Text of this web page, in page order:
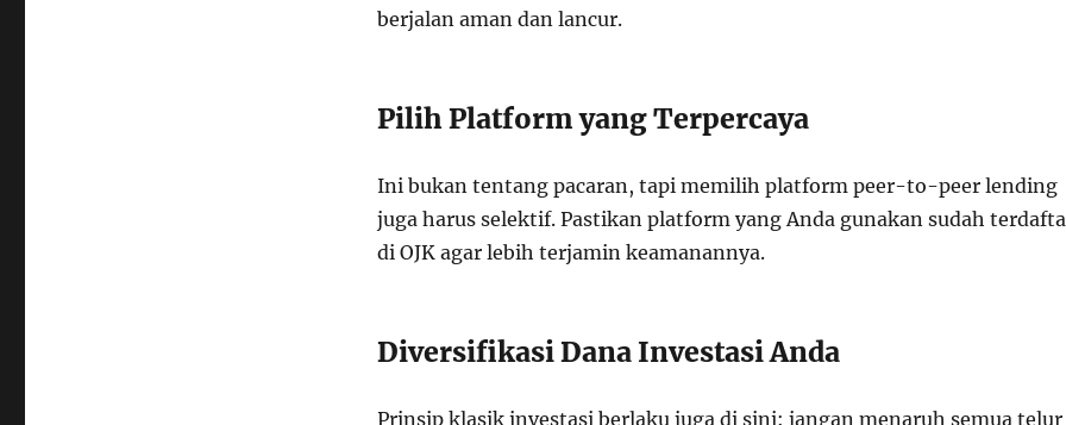
berjalan aman dan lancur.
Pilih Platform yang Terpercaya
Ini bukan tentang pacaran, tapi memilih platform peer-to-peer lending
juga harus selektif. Pastikan platform yang Anda gunakan sudah
di OJK agar lebih terjamin keamanannya.
Diversifikasi Dana Investasi Anda
Prinsip klasik investasi berlaku juga di sini: jangan menaruh semua telur